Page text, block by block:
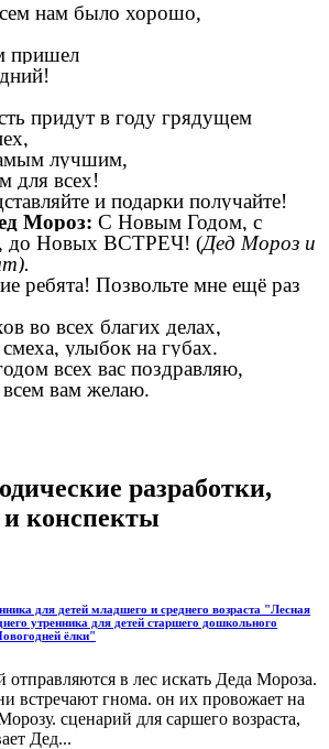
нам было хорошо,
пришел
придут в году грядущем
лучшим,
для всех!
и подарки получайте!
Мороз: С Новым Годом, с
до Новых ВСТРЕЧ! (Дед Мороз и
ребята! Позвольте мне ещё раз
во всех благих делах,
улыбок на губах.
всех вас поздравляю,
всем вам желаю.
разработки,
и конспекты
для детей младшего и среднего возраста "Лесная
утренника для детей старшего дошкольного
ёлки"
отправляются в лес искать Деда Мороза.
встречают гнома. он их провожает на
сценарий для саршего возраста,
Дед...